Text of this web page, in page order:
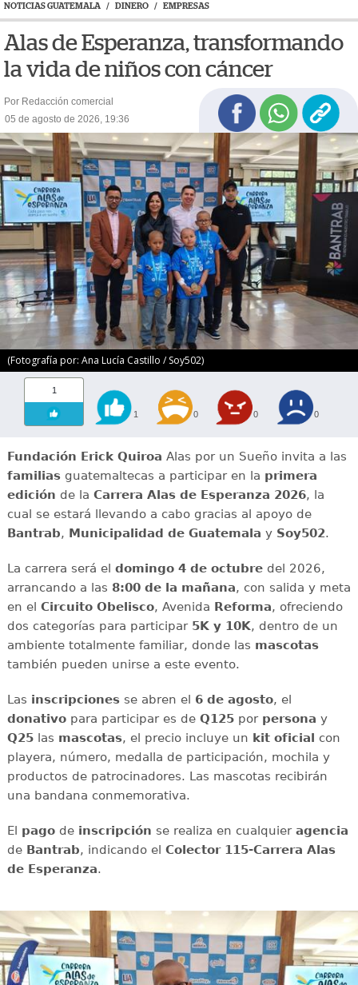
NOTICIAS GUATEMALA / DINERO / EMPRESAS
Alas de Esperanza, transformando
la vida de niños con cáncer
Por Redacción comercial
05 de agosto de 2026, 19:36
(Fotografía por: Ana Lucía Castillo / Soy502)
1
1 0 0 0
Fundación Erick Quiroa Alas por un Sueño invita a las
familiasguatemaltecas a participar en la primera
edición de la Carrera Alas de Esperanza 2026, la
cual se estará llevando a cabo gracias al apoyo de
Bantrab, Municipalidad de Guatemala y Soy502.
La carrera será el domingo 4 de octubredel 2026,
arrancando a las 8:00 de la mañana, con salida y meta
en el Circuito Obelisco, Avenida Reforma, ofreciendo
dos categorías para participar 5K y 10K, dentro de un
ambiente totalmente familiar, donde las mascotas
también pueden unirse a este evento.
Las inscripcionesse abren el 6 de agosto, el
donativopara participar es de Q125porpersona y
Q25las mascotas, el precio incluye un kit oficial con
playera, número, medalla de participación, mochila y
productos de patrocinadores. Las mascotas recibirán
una bandana conmemorativa.
El pagode inscripción se realiza en cualquier agencia
deBantrab, indicando el Colector 115-Carrera Alas
de Esperanza.